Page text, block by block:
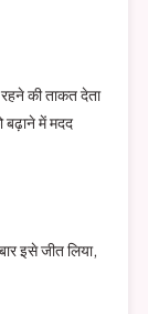
की ताकत देता
में मदद
इसे जीत लिया,